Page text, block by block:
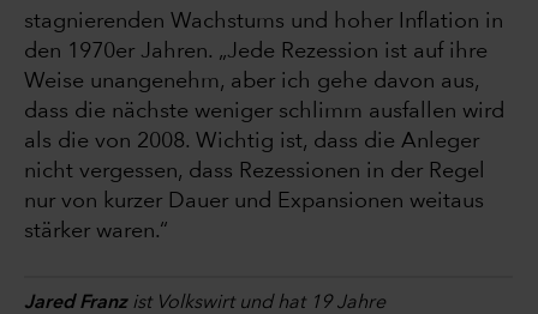
stagnierenden Wachstums und hoher Inflation in
den 1970er Jahren. „Jede Rezession ist auf ihre
Weise unangenehm, aber ich gehe davon aus,
dass die nächste weniger schlimm ausfallen wird
als die von 2008. Wichtig ist, dass die Anleger
nicht vergessen, dass Rezessionen in der Regel
nur von kurzer Dauer und Expansionen weitaus
stärker waren.“
Jared Franz ist Volkswirt und hat 19 Jahre